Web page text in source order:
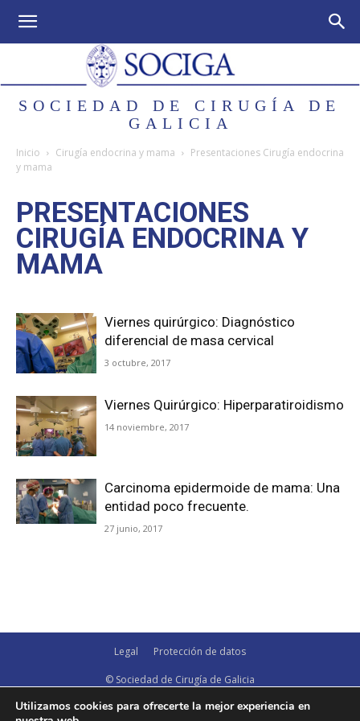
SOCIEDAD DE CIRUGÍA DE
GALICIA
Inicio Cirugía endocrina y mama
Presentaciones Cirugía endocrina
y mama
PRESENTACIONES
CIRUGÍA ENDOCRINA Y
MAMA
Viernes quirúrgico: Diagnóstico
diferencial de masa cervical
3 octubre, 2017
Viernes Quirúrgico: Hiperparatiroidismo
14 noviembre, 2017
Carcinoma epidermoide de mama: Una
entidad poco frecuente.
27 junio, 2017
Legal Protección de datos
© Sociedad de Cirugía de Galicia
Utilizamos cookies para ofrecerte la mejor experiencia en